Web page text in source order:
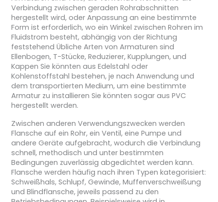
Verbindung zwischen geraden Rohrabschnitten
hergestellt wird, oder Anpassung an eine bestimmte
Form ist erforderlich, wo ein Winkel zwischen Rohren im
Fluidstrom besteht, abhängig von der Richtung
feststehend Übliche Arten von Armaturen sind
Ellenbogen, T-Stücke, Reduzierer, Kupplungen, und
Kappen Sie könnten aus Edelstahl oder
Kohlenstoffstahl bestehen, je nach Anwendung und
dem transportierten Medium, um eine bestimmte
Armatur zu installieren Sie könnten sogar aus PVC
hergestellt werden.
Zwischen anderen Verwendungszwecken werden
Flansche auf ein Rohr, ein Ventil, eine Pumpe und
andere Geräte aufgebracht, wodurch die Verbindung
schnell, methodisch und unter bestimmten
Bedingungen zuverlässig abgedichtet werden kann.
Flansche werden häufig nach ihren Typen kategorisiert:
Schweißhals, Schlupf, Gewinde, Muffenverschweißung
und Blindflansche, jeweils passend zu den